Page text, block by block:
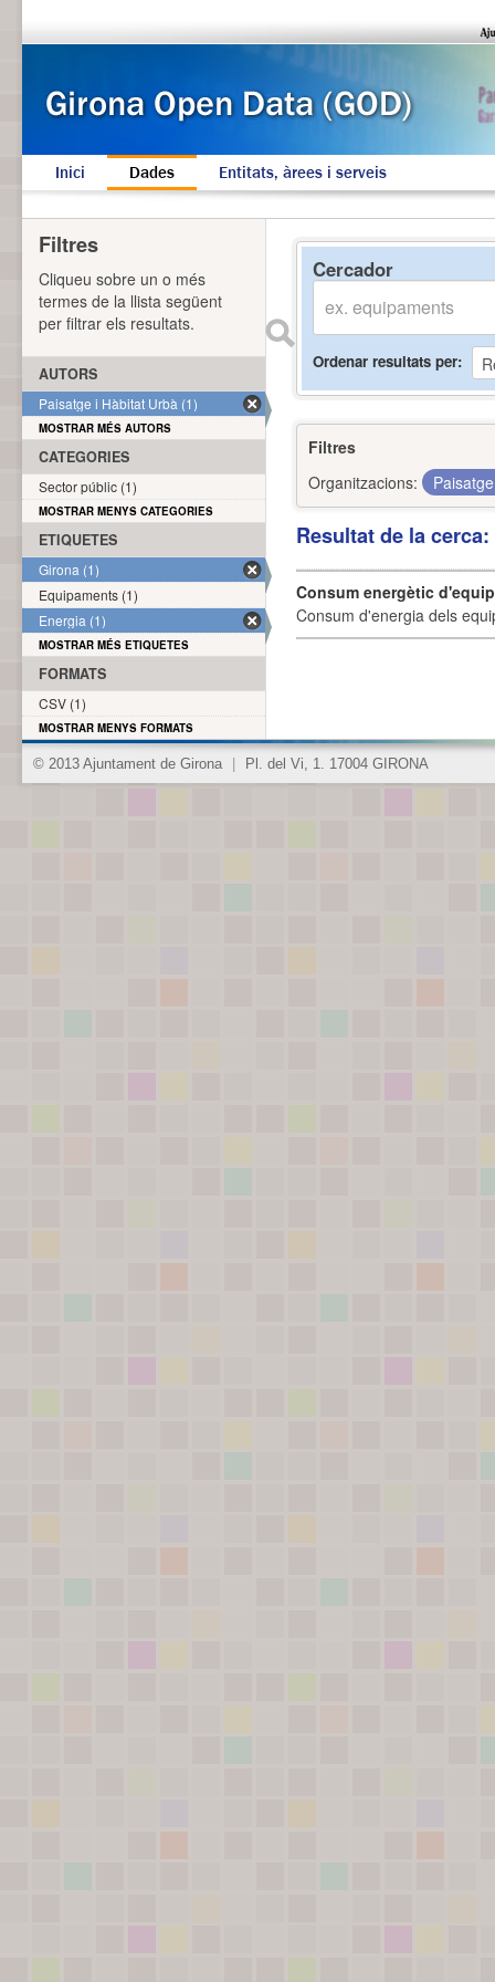
Inici Dades Entitats, àrees i serveis
Cercador
Ordenar resultats per
Filtres
Organitzacions:
Resultat de la
Consum energètic
Consum d'energia dels
Filtres
Cliqueu sobre un o més
termes de la llista següent
per filtrar els resultats.
AUTORS
Paisatge i Hàbitat Urbà (1)
MOSTRAR MÉS AUTORS
CATEGORIES
Sector públic (1)
MOSTRAR MENYS CATEGORIES
ETIQUETES
Girona (1)
Equipaments (1)
Energia (1)
MOSTRAR MÉS ETIQUETES
FORMATS
CSV (1)
MOSTRAR MENYS FORMATS
© 2013 Ajuntament de Girona Pl. del Vi, 1. 17004 GIRONA